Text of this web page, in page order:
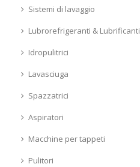
Sistemi di lavaggio
Lubrorefrigeranti & Lubrificanti
Idropulitrici
Lavasciuga
Spazzatrici
Aspiratori
Macchine per tappeti
Pulitori